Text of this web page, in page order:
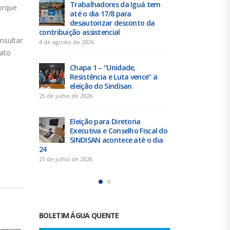
da Iguá tem
8 para
desconto da
e Luta vence” a
Diretoria
e Conselho Fiscal do
acontece até o dia
Duas chapas inscritas para a
eleição do SINDISAN; pleito
acontece de 21 a 24 de julho
19 de junho de 2026
reunião do Comitê de
Saneamento do ConCidades
16 de junho de 2026
Sergipe rejeitam
contraproposta da empresa
para o ACT 2026-2027
BOLETIM ÁGUA QUENTE